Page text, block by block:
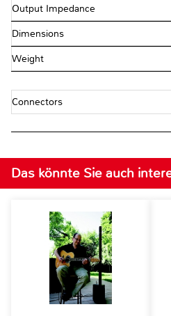
Output Impedance
Dimensions
Weight
Connectors
Das könnte Sie auch